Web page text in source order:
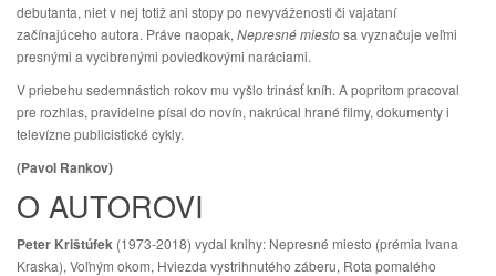
debutanta, niet v nej totiž ani stopy po nevyváženosti či vajataní
začínajúceho autora. Práve naopak, Nepresné miestosa vyznačuje veľmi
presnými a vycibrenými poviedkovými naráciami.
V priebehu sedemnástich rokov mu vyšlo trinásť kníh. A popritom pracoval
pre rozhlas, pravidelne písal do novín, nakrúcal hrané filmy, dokumenty i
televízne publicistické cykly.
(Pavol Rankov)
O AUTOROVI
Peter Krištúfek (1973-2018) vydal knihy: Nepresné miesto (prémia Ivana
Kraska), Voľným okom, Hviezda vystrihnutého záberu, Rota pomalého